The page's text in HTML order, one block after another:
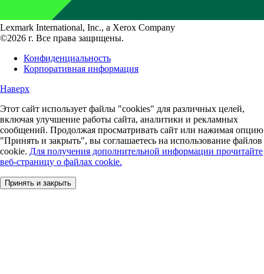
Lexmark International, Inc., a Xerox Company
©2026 г. Все права защищены.
Конфиденциальность
Корпоративная информация
Наверх
Этот сайт использует файлы "cookies" для различных целей,
включая улучшение работы сайта, аналитики и рекламных
сообщений. Продолжая просматривать сайт или нажимая опцию
"Принять и закрыть", вы соглашаетесь на использование файлов
cookie. Для получения дополнительной информации прочитайте
веб-страницу о файлах cookie.
Принять и закрыть